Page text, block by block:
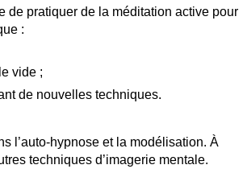
de pratiquer de la méditation active pour
:
vide ;
de nouvelles techniques.
l’auto-hypnose et la modélisation. À
techniques d’imagerie mentale.